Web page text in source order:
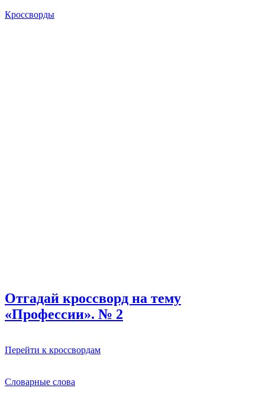
Кроссворды
Отгадай кроссворд на тему
«Профессии». № 2
Перейти к кроссвордам
Словарные слова